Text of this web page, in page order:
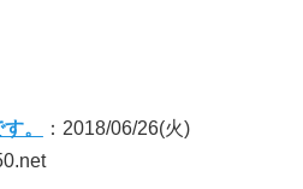
。
：2018/06/26(火)